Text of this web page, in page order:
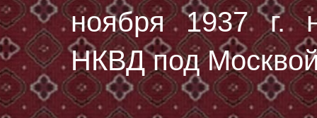
ноября 1937 г.
НКВД под